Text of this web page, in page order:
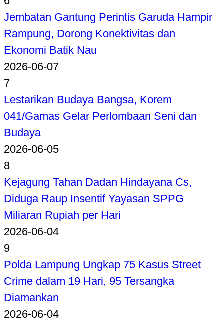
Jembatan Gantung Perintis Garuda Hampir
Rampung, Dorong Konektivitas dan
Ekonomi Batik Nau
2026-06-07
7
Lestarikan Budaya Bangsa, Korem
041/Gamas Gelar Perlombaan Seni dan
Budaya
2026-06-05
8
Kejagung Tahan Dadan Hindayana Cs,
Diduga Raup Insentif Yayasan SPPG
Miliaran Rupiah per Hari
2026-06-04
9
Polda Lampung Ungkap 75 Kasus Street
Crime dalam 19 Hari, 95 Tersangka
Diamankan
2026-06-04